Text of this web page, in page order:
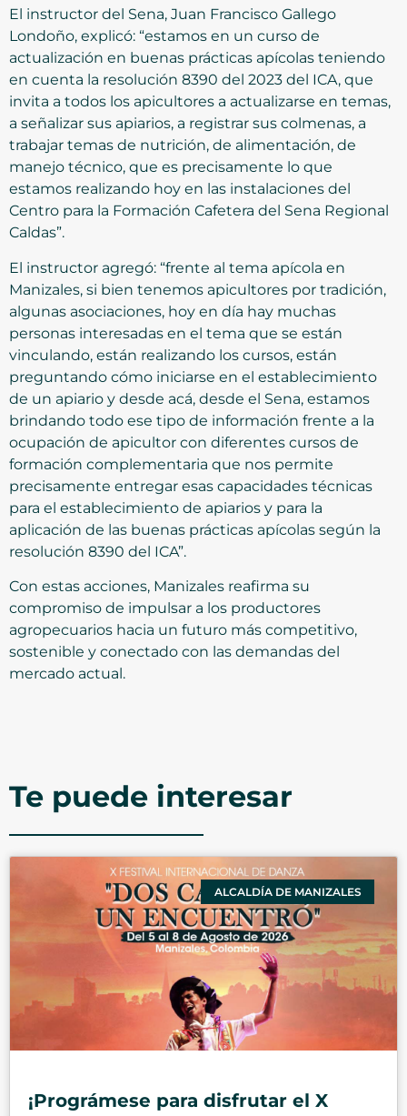
El instructor del Sena, Juan Francisco Gallego
Londoño, explicó: “estamos en un curso de
actualización en buenas prácticas apícolas teniendo
en cuenta la resolución 8390 del 2023 del ICA, que
invita a todos los apicultores a actualizarse en temas,
a señalizar sus apiarios, a registrar sus colmenas, a
trabajar temas de nutrición, de alimentación, de
manejo técnico, que es precisamente lo que
estamos realizando hoy en las instalaciones del
Centro para la Formación Cafetera del Sena Regional
Caldas”.
El instructor agregó: “frente al tema apícola en
Manizales, si bien tenemos apicultores por tradición,
algunas asociaciones, hoy en día hay muchas
personas interesadas en el tema que se están
vinculando, están realizando los cursos, están
preguntando cómo iniciarse en el establecimiento
de un apiario y desde acá, desde el Sena, estamos
brindando todo ese tipo de información frente a la
ocupación de apicultor con diferentes cursos de
formación complementaria que nos permite
precisamente entregar esas capacidades técnicas
para el establecimiento de apiarios y para la
aplicación de las buenas prácticas apícolas según la
resolución 8390 del ICA”.
Con estas acciones, Manizales reafirma su
compromiso de impulsar a los productores
agropecuarios hacia un futuro más competitivo,
sostenible y conectado con las demandas del
mercado actual.
Te puede interesar
ALCALDÍA DE MANIZALES
¡Prográmese para disfrutar el X